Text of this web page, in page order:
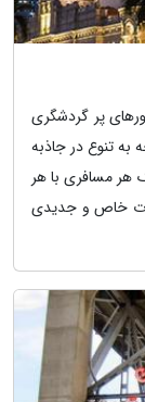
پر گردشگری
تنوع در جاذبه
مسافری با هر
خاص و جدیدی